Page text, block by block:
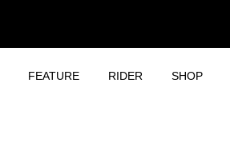
FEATURE RIDER SHOP